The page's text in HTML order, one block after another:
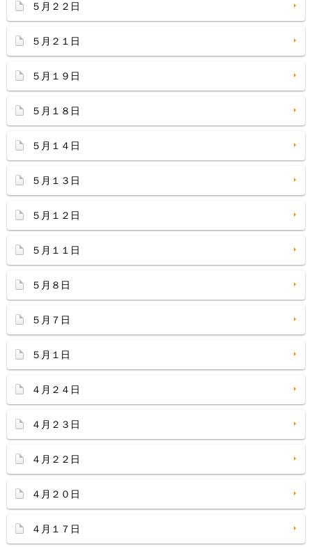
５月２２日
５月２１日
５月１９日
５月１８日
５月１４日
５月１３日
５月１２日
５月１１日
５月８日
５月７日
５月１日
４月２４日
４月２３日
４月２２日
４月２０日
４月１７日